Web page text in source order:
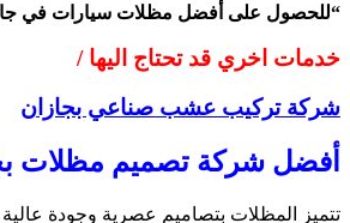
“للحصول على أفضل مظلات سيارات في
خدمات اخري قد تحتاج اليها /
شركة تركيب عشب صناعي بجازان
أفضل شركة تصميم مظلات
تتميز المظلات بتصاميم عصرية وجودة